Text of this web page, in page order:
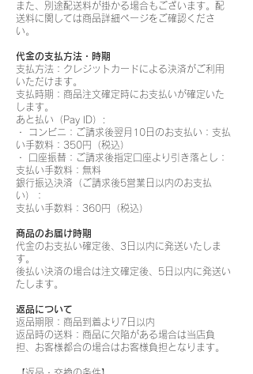
また、別途配送料が掛かる場合もございます。配
送料に関しては商品詳細ページをご確認くださ
い。
代金の支払方法・時期
支払方法：クレジットカードによる決済がご利用
いただけます。
支払時期：商品注文確定時にお支払いが確定いた
します。
あと払い（Pay ID）:
・ コンビニ：ご請求後翌月10日のお支払い：支払
い手数料：350円（税込）
・ 口座振替：ご請求後指定口座より引き落とし：
支払い手数料：無料
銀行振込決済（ご請求後5営業日以内のお支払
い）：
支払い手数料：360円（税込）
商品のお届け時期
代金のお支払い確定後、3日以内に発送いたしま
す。
後払い決済の場合は注文確定後、5日以内に発送い
たします。
返品について
返品期限：商品到着より7日以内
返品時の送料：商品に欠陥がある場合は当店負
担、お客様都合の場合はお客様負担となります。